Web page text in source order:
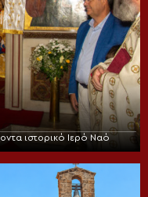
ιστορικό Ιερό Ναό